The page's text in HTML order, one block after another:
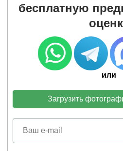
бесплатную
или
Загрузить